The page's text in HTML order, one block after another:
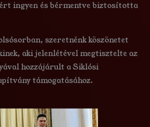
ingyen és bérmentve biztosította
szeretnénk köszönetet
aki jelenlétével megtisztelte az
hozzájárult a Siklósi
támogatásához.